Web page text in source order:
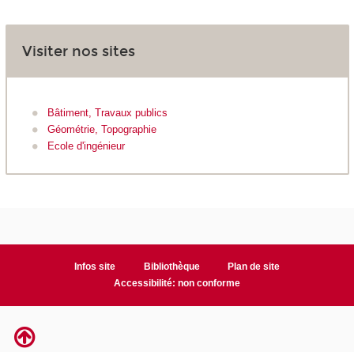
Visiter nos sites
Bâtiment, Travaux publics
Géométrie, Topographie
Ecole d'ingénieur
Infos site Bibliothèque
Plan de site
Accessibilité: non conforme